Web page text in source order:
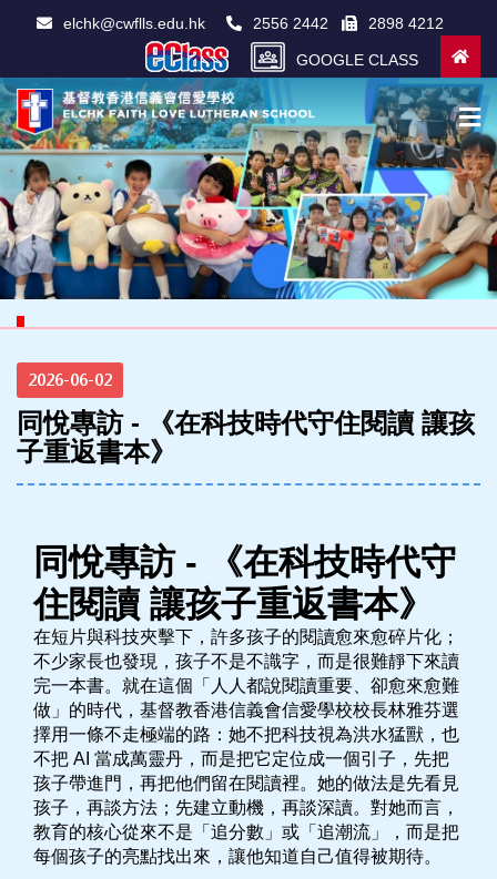
elchk@cwflls.edu.hk 2556 2442 2898 4212
GOOGLE CLASS
2026-06-02
同悅專訪 - 《在科技時代守住閱讀 讓孩
子重返書本》
同悅專訪 - 《在科技時代守
住閱讀 讓孩子重返書本》
在短片與科技夾擊下，許多孩子的閱讀愈來愈碎片化；
不少家長也發現，孩子不是不識字，而是很難靜下來讀
完一本書。就在這個「人人都說閱讀重要、卻愈來愈難
做」的時代，基督教香港信義會信愛學校校長林雅芬選
擇用一條不走極端的路：她不把科技視為洪水猛獸，也
不把 AI 當成萬靈丹，而是把它定位成一個引子，先把
孩子帶進門，再把他們留在閱讀裡。她的做法是先看見
孩子，再談方法；先建立動機，再談深讀。對她而言，
教育的核心從來不是「追分數」或「追潮流」，而是把
每個孩子的亮點找出來，讓他知道自己值得被期待。